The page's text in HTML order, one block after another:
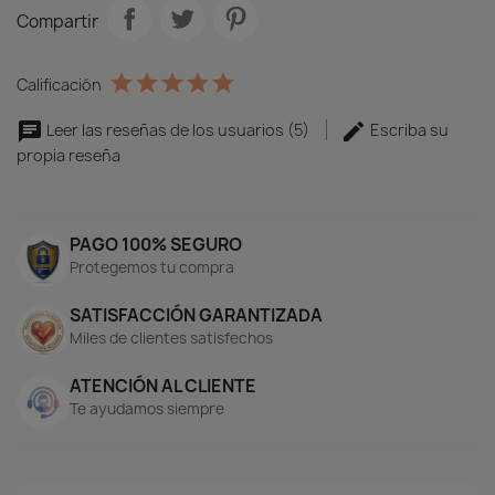
electrónico a
info@estoresiroa.com
Compartir
Calificación
Leer las reseñas de los usuarios (5)
Escriba su
propia reseña
PAGO 100% SEGURO
Protegemos tu compra
SATISFACCIÓN GARANTIZADA
Miles de clientes satisfechos
ATENCIÓN AL CLIENTE
Te ayudamos siempre